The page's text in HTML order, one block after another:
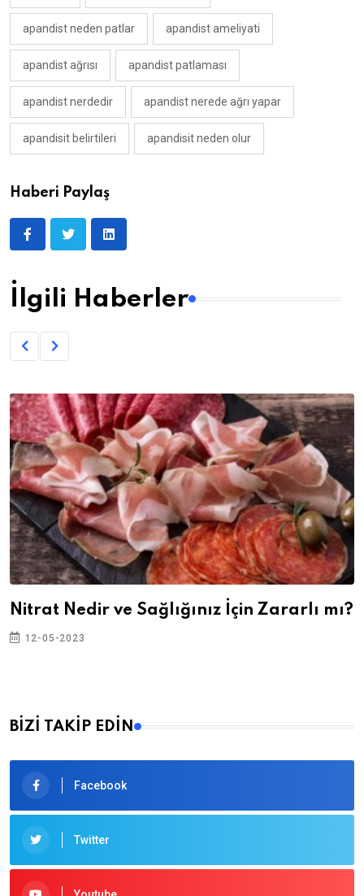
apandist neden patlar apandist ameliyati
apandist ağrısı apandist patlaması
apandist nerdedir apandist nerede ağrı yapar
apandisit belirtileri apandisit neden olur
Haberi Paylaş
İlgili Haberler
Nitrat Nedir ve Sağlığınız İçin Zararlı mı?
12-05-2023
BİZİ TAKİP EDİN
Facebook
Twitter